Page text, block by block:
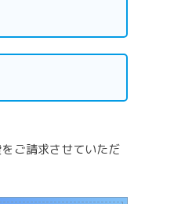
ご請求させていただ